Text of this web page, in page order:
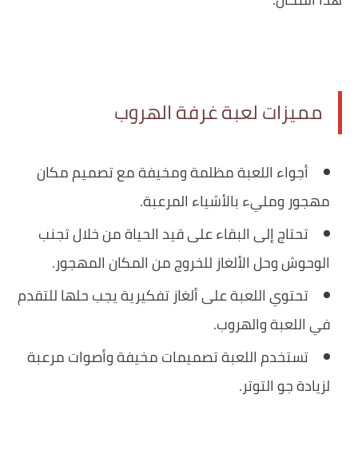
مميزات لعبة غرفة الهروب
أجواء اللعبة مظلمة ومخيفة مع تصميم مكان
مهجور ومليء بالأشياء المرعبة.
تحتاج إلى البقاء على قيد الحياة من خلال تجنب
الوحوش وحل الألغاز للخروج من المكان المهجور.
تحتوي اللعبة على ألغاز تفكيرية يجب حلها للتقدم
في اللعبة والهروب.
تستخدم اللعبة تصميمات مخيفة وأصوات مرعبة
لزيادة جو التوتر.